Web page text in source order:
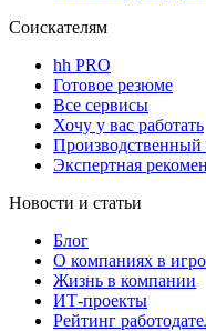
Соискателям
hh PRO
Готовое резюме
Все сервисы
Хочу у вас работать
Производственный
Экспертная
Новости и статьи
Блог
О компаниях в
Жизнь в компании
ИТ-проекты
Рейтинг